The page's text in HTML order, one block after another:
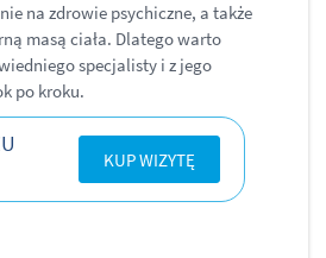
na zdrowie psychiczne, a także
masą ciała. Dlatego warto
specjalisty i z jego
po kroku.
KUP WIZYTĘ